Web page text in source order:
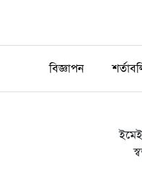
বিজ্ঞাপন